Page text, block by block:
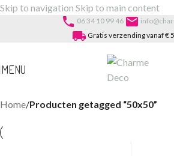
Skip to navigation Skip to main content
phone 06 34 10 99 46 email
local_shipping Gratis verzending vanaf €
MENU
Home/Producten getagged “50x50”